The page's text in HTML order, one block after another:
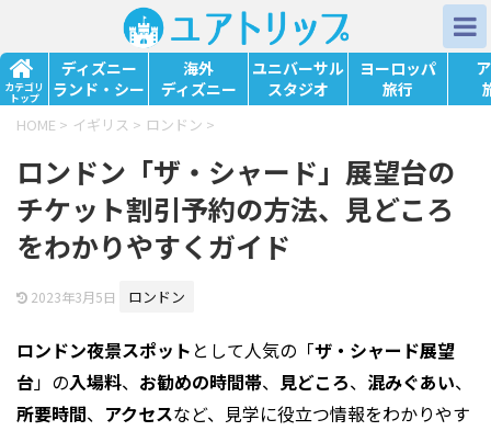
カテゴリ
トップ
ディズニー
ランド・シー
海外
ディズニー
ユニバーサル
スタジオ
ヨーロッパ
旅行
HOME > イギリス > ロンドン >
ロンドン「ザ・シャード」展望台の
チケット割引予約の方法、見どころ
をわかりやすくガイド
2023年3月5日 ロンドン
ロンドン夜景スポット として人気の「ザ・シャード展望
台」の入場料、 お勧めの時間帯、 見どころ、 混みぐあい、
所要時間、 アクセスなど、見学に役立つ情報をわかりやす